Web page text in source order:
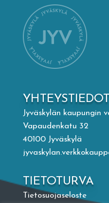
Taideapteekki
Kirjasto
Valon Kaupunki
Lasten Lysti &
English
YHTEYSTIEDOT
Jyväskylän kaupungin
Vapaudenkatu 32
40100 Jyväskylä
TIETOTURVA
Tietosuojaseloste